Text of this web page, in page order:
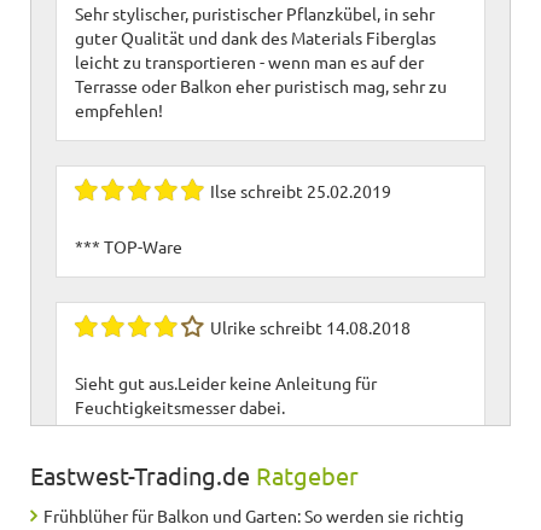
Sehr stylischer, puristischer Pflanzkübel, in sehr
guter Qualität und dank des Materials Fiberglas
leicht zu transportieren - wenn man es auf der
Terrasse oder Balkon eher puristisch mag, sehr zu
empfehlen!
Ilse schreibt 25.02.2019
*** TOP-Ware
Ulrike schreibt 14.08.2018
Sieht gut aus.Leider keine Anleitung für
Feuchtigkeitsmesser dabei.
Claudiaschreibt08.06.2018
Eastwest-Trading.de Ratgeber
Frühblüher für Balkon und Garten: So werden sie richtig